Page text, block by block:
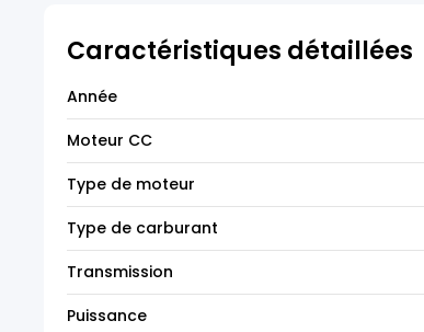
Caractéristiques détaillées
Année
Moteur CC
Type de moteur
Type de carburant
Transmission
Puissance